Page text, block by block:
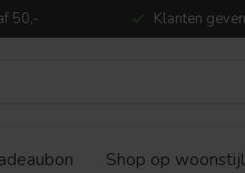
50,- Klanten
Shop op woonstijl